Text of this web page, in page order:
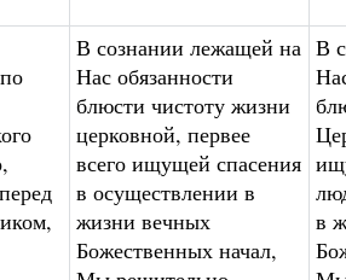
В сознании лежащей на
Нас обязанности
блюсти чистоту жизни
церковной, первее
всего ищущей спасения
в осуществлении в
жизни вечных
Божественных начал,
В
в